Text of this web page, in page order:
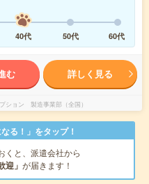
40代 50代 60代
む 詳しく見る
ション 製造事業部（全国）
る！」をタップ！
くと、派遣会社から
迎」 が届きます！